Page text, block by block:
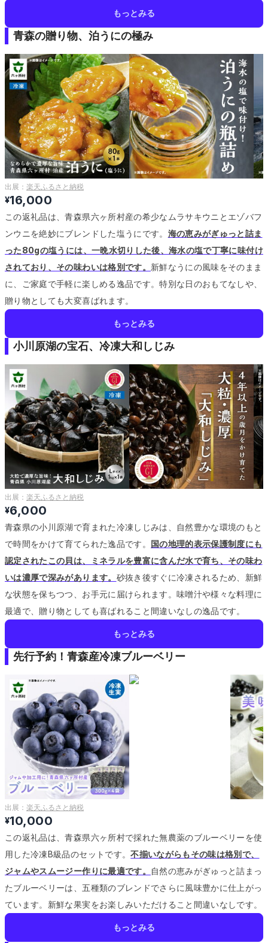
もっとみる
青森の贈り物、泊うにの極み
出展： 楽天ふるさと納税
¥16,000
この返礼品は、青森県六ヶ所村産の希少なムラサキウニとエゾバフ
ンウニを絶妙にブレンドした塩うにです。 海の恵みがぎゅっと詰ま
った80gの塩うには、一晩水切りした後、海水の塩で丁寧に味付け
されており、その味わいは格別です。 新鮮なうにの風味をそのまま
に、ご家庭で手軽に楽しめる逸品です。特別な日のおもてなしや、
贈り物としても大変喜ばれます。
もっとみる
小川原湖の宝石、冷凍大和しじみ
出展： 楽天ふるさと納税
¥6,000
青森県の小川原湖で育まれた冷凍しじみは、自然豊かな環境のもと
で時間をかけて育てられた逸品です。 国の地理的表示保護制度にも
認定されたこの貝は、ミネラルを豊富に含んだ水で育ち、その味わ
いは濃厚で深みがあります。 砂抜き後すぐに冷凍されるため、新鮮
な状態を保ちつつ、お手元に届けられます。 味噌汁や様々な料理に
最適で、贈り物としても喜ばれること間違いなしの逸品です。
もっとみる
先行予約！青森産冷凍ブルーベリー
出展： 楽天ふるさと納税
¥10,000
この返礼品は、青森県六ヶ所村で採れた無農薬のブルーベリーを使
用した冷凍B級品のセットです。不揃いながらもその味は格別で、
ジャムやスムージー作りに最適です。
自然の恵みがぎゅっと詰まっ
たブルーベリーは、五種類のブレンドでさらに風味豊かに仕上がっ
ています。 新鮮な果実をお楽しみいただけること間違いなしです。
もっとみる